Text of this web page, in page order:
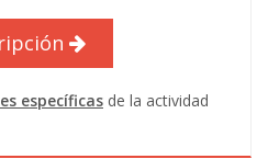
específicas de la actividad